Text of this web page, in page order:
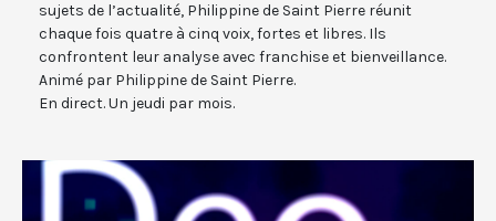
sujets de l’actualité, Philippine de Saint Pierre réunit
chaque fois quatre à cinq voix, fortes et libres. Ils
confrontent leur analyse avec franchise et bienveillance.
Animé par Philippine de Saint Pierre.
En direct. Un jeudi par mois.